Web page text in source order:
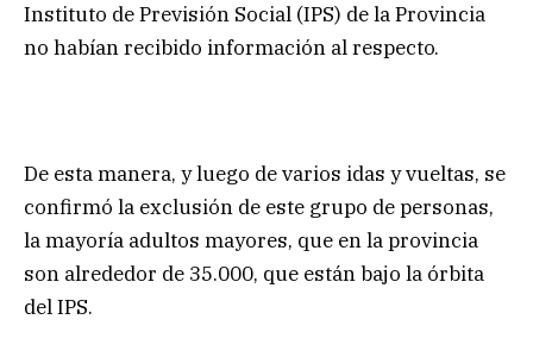
Instituto de Previsión Social (IPS) de la Provincia
no habían recibido información al respecto.
De esta manera, y luego de varios idas y vueltas, se
confirmó la exclusión de este grupo de personas,
la mayoría adultos mayores, que en la provincia
son alrededor de 35.000, que están bajo la órbita
del IPS.